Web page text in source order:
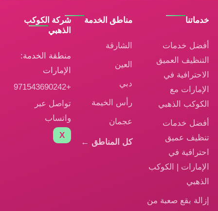
خدماتنا
أفضل خدمات
التنظيف العميق
الاحترافية في
الإمارات مع
الكوكب الذهبي
أفضل خدمات
تنظيف عميق
احترافية في
الإمارات | الكوكب
الذهبي
إزالة بقع صعبة من
مناطق الخدمة
الشارقة
العين
دبي
رأس الخيمة
عجمان
كل المناطق ←
شركة الكوكب
الذهبي
منطقة الخدمة:
الإمارات
+971543690242
تواصل عبر
واتساب
X